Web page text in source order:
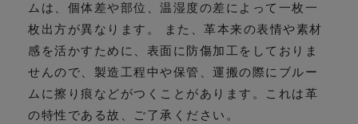
ムは、個体差や部位、温湿度の差によって一枚一
枚出方が異なります。 また、革本来の表情や素材
感を活かすために、表面に防傷加工をしておりま
せんので、製造工程中や保管、運搬の際にブルー
ムに擦り痕などがつくことがあります。これは革
の特性である故、ご了承ください。